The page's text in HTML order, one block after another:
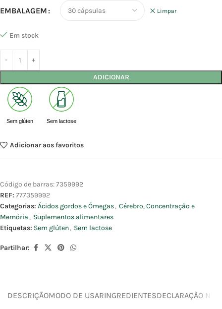
EMBALAGEM Limpar
Em stock
ADICIONAR
Sem glúten Sem lactose
Adicionar aos favoritos
Código de barras:7359992
REF: 777359992
Categorias: Ácidos gordos e Ómegas, Cérebro, Concentração e
Memória , Suplementos alimentares
Etiquetas: Sem glúten, Sem lactose
Partilhar:
DESCRIÇÃOMODO DE USARINGREDIENTESDECLARAÇÃO